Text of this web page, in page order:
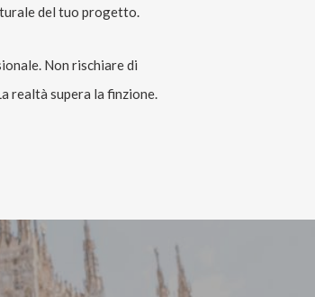
del tuo progetto.
Non rischiare di
realtà supera la finzione.